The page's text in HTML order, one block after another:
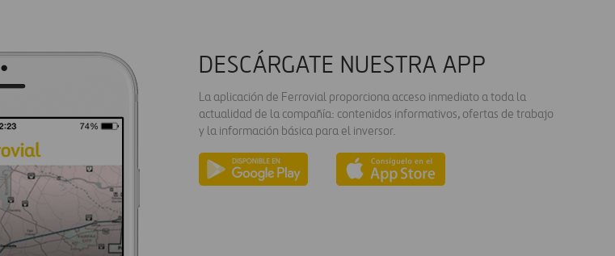
DESCÁRGATE NUESTRA APP
La aplicación de Ferrovial proporciona acceso inmediato a toda la
actualidad de la compañía: contenidos informativos, ofertas de trabajo
y la información básica para el inversor.